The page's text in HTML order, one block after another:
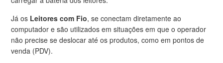
Já os Leitores com Fio, se conectam diretamente ao
computador e são utilizados em situações em que o operador
não precise se deslocar até os produtos, como em pontos de
venda (PDV).